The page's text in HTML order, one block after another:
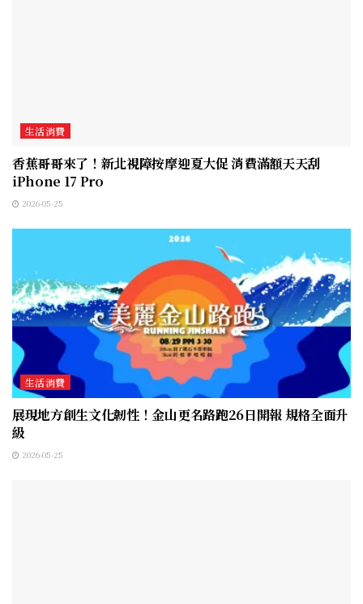
生活消費
香蕉哥哥來了！新北視障按摩迎夏大促 消費滿額天天刮
iPhone 17 Pro
2026-05-25
生活消費
展現地方創生文化韌性！金山更名路跑26日開報 規格全面升
級
2026-05-25